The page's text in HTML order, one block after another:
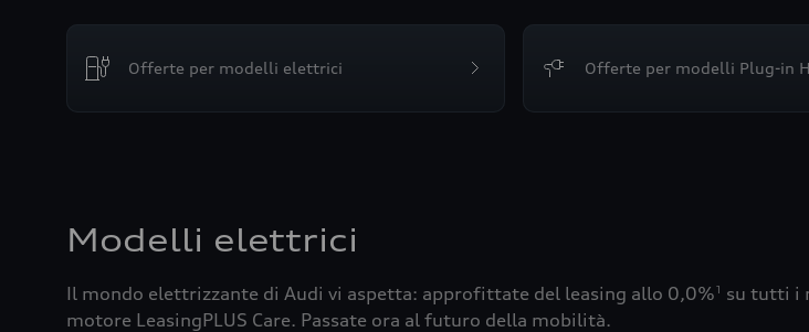
Offerte per modelli elettrici Offerte per modelli Plug-in
Modelli elettrici
Il mondo elettrizzante di Audi vi aspetta: approfittate del leasing allo 0,0%1
su tutti i
motore LeasingPLUS Care. Passate ora al futuro della mobilità.